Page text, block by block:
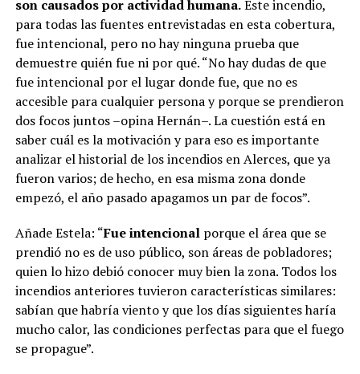
son causados por actividad humana.Este incendio,
para todas las fuentes entrevistadas en esta cobertura,
fue intencional, pero no hay ninguna prueba que
demuestre quién fue ni por qué. “No hay dudas de que
fue intencional por el lugar donde fue, que no es
accesible para cualquier persona y porque se prendieron
dos focos juntos –opina Hernán–. La cuestión está en
saber cuál es la motivación y para eso es importante
analizar el historial de los incendios en Alerces, que ya
fueron varios; de hecho, en esa misma zona donde
empezó, el año pasado apagamos un par de focos”.
Añade Estela: “Fue intencional porque el área que se
prendió no es de uso público, son áreas de pobladores;
quien lo hizo debió conocer muy bien la zona. Todos los
incendios anteriores tuvieron características similares:
sabían que habría viento y que los días siguientes haría
mucho calor, las condiciones perfectas para que el fuego
se propague”.